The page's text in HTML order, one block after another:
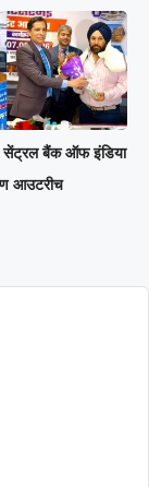
बैंक ऑफ इंडिया
आउटरीच